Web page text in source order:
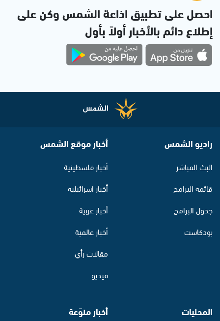
احصل على تطبيق اذاعة الشمس وكن على
إطلاع دائم بالأخبار أولاً بأول
راديو الشمس
البث المباشر
قائمة البرامج
جدول البرامج
بودكاست
أخبار موقع الشمس
أخبار فلسطينية
أخبار اسرائيلية
أخبار عربية
أخبار عالمية
مقالات رأي
فيديو
المحليات أخبار منوّعة